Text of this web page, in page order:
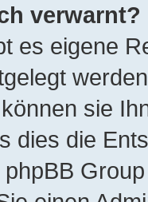
verwarnt?
es eigene
sie
dies die